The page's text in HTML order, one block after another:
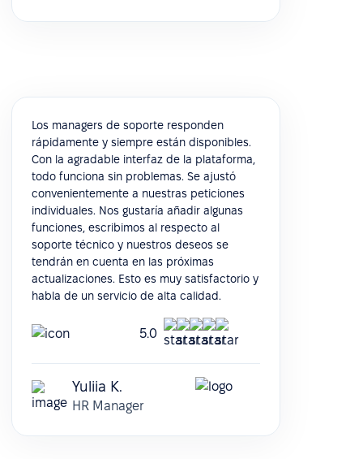
Los managers de soporte responden
rápidamente y siempre están disponibles.
Con la agradable interfaz de la plataforma,
todo funciona sin problemas. Se ajustó
convenientemente a nuestras peticiones
individuales. Nos gustaría añadir algunas
funciones, escribimos al respecto al
soporte técnico y nuestros deseos se
tendrán en cuenta en las próximas
actualizaciones. Esto es muy satisfactorio y
habla de un servicio de alta calidad.
5.0
Yuliia K.
HR Manager